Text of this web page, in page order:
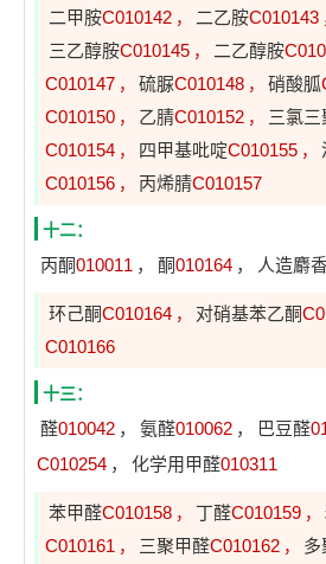
二甲胺C010142 ， 二乙胺C010143
三乙醇胺C010145 ， 二乙醇胺
C010147 ， 硫脲C010148 ， 硝酸胍
C010150 ， 乙腈C010152 ， 三氯三
C010154 ， 四甲基吡啶C010155 ，
C010156 ， 丙烯腈C010157
十二：
丙酮010011 ， 酮010164 ， 人造麝
环己酮C010164 ， 对硝基苯乙酮
C010166
十三：
醛010042 ， 氨醛010062 ， 巴豆醛
C010254 ， 化学用甲醛010311
苯甲醛C010158 ， 丁醛C010159 ，
C010161 ， 三聚甲醛C010162 ， 多